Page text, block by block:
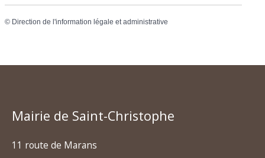
© Direction de l'information légale et administrative
Mairie de Saint-Christophe
11 route de Marans